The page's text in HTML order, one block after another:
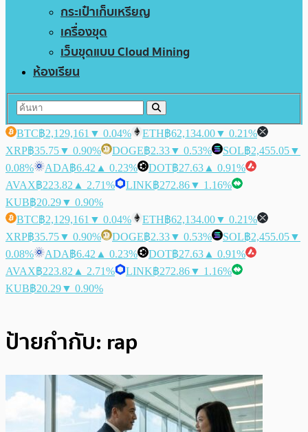
กระเป๋าเก็บเหรียญ
เครื่องขุด
เว็บขุดแบบ Cloud Mining
ห้องเรียน
BTC฿2,129,161 ▼ 0.04% ETH฿62,134.00▼ 0.21%
XRP฿35.75▼ 0.90% DOGE฿2.33▼ 0.53% SOL฿2,455.05▼
0.08%
ADA฿6.42 ▲ 0.23% DOT฿27.63 ▲ 0.91%
AVAX฿223.82 ▲ 2.71% LINK฿272.86▼ 1.16%
KUB฿20.29▼ 0.90%
BTC฿2,129,161 ▼ 0.04% ETH฿62,134.00▼ 0.21%
XRP฿35.75▼ 0.90% DOGE฿2.33▼ 0.53% SOL฿2,455.05▼
0.08%
ADA฿6.42 ▲ 0.23% DOT฿27.63 ▲ 0.91%
AVAX฿223.82 ▲ 2.71% LINK฿272.86▼ 1.16%
KUB฿20.29▼ 0.90%
ป้ายกำกับ: rap